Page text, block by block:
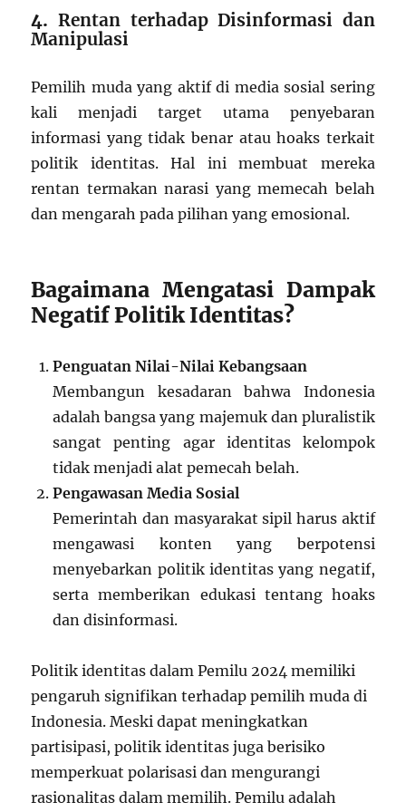
4. Rentan terhadap Disinformasi dan
Manipulasi
Pemilih muda yang aktif di media sosial sering
kali menjadi target utama penyebaran
informasi yang tidak benar atau hoaks terkait
politik identitas. Hal ini membuat mereka
rentan termakan narasi yang memecah belah
dan mengarah pada pilihan yang emosional.
Bagaimana Mengatasi Dampak
Negatif Politik Identitas?
Penguatan Nilai-Nilai Kebangsaan
Membangun kesadaran bahwa Indonesia
adalah bangsa yang majemuk dan pluralistik
sangat penting agar identitas kelompok
tidak menjadi alat pemecah belah.
Pengawasan Media Sosial
Pemerintah dan masyarakat sipil harus aktif
mengawasi konten yang berpotensi
menyebarkan politik identitas yang negatif,
serta memberikan edukasi tentang hoaks
dan disinformasi.
Politik identitas dalam Pemilu 2024 memiliki
pengaruh signifikan terhadap pemilih muda di
Indonesia. Meski dapat meningkatkan
partisipasi, politik identitas juga berisiko
memperkuat polarisasi dan mengurangi
rasionalitas dalam memilih. Pemilu adalah